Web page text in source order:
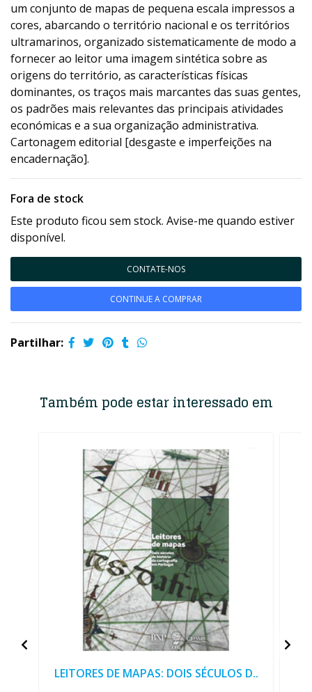
um conjunto de mapas de pequena escala impressos a
cores, abarcando o território nacional e os territórios
ultramarinos, organizado sistematicamente de modo a
fornecer ao leitor uma imagem sintética sobre as
origens do território, as características físicas
dominantes, os traços mais marcantes das suas gentes,
os padrões mais relevantes das principais atividades
económicas e a sua organização administrativa.
Cartonagem editorial [desgaste e imperfeições na
encadernação].
Fora de stock
Este produto ficou sem stock. Avise-me quando estiver
disponível.
CONTATE-NOS
CONTINUE A COMPRAR
Partilhar:
Também pode estar interessado em
LEITORES DE MAPAS: DOIS SÉCULOS D..